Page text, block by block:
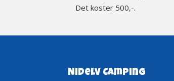
Det koster 500,-.
Nidelv Camping